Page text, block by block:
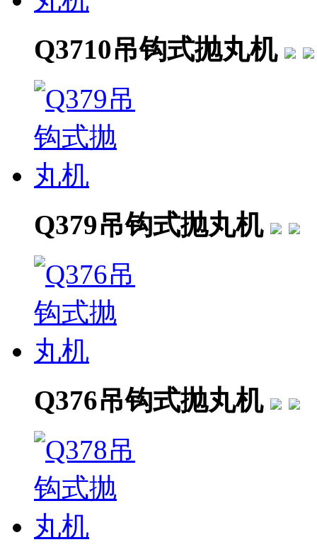
Q3710吊钩式抛丸机
Q379吊钩式抛丸机
Q376吊钩式抛丸机